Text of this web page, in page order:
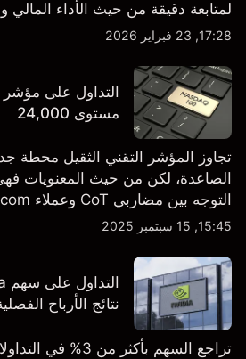
لمتابعة دقيقة من حيث الأداء المالي
والتطورات في التكنولوجيا
17:28, 23 فبراير 2026
مستوى 24,000
تجاوز المؤشر التقني الثقيل محطة
الصاعدة، لكن من حيث المعنويات
التوجه بين مضاربي CoT وعملاء Capital.com.
15:45, 15 سبتمبر 2025
نتائج الأرباح
تراجع السهم بأكثر من